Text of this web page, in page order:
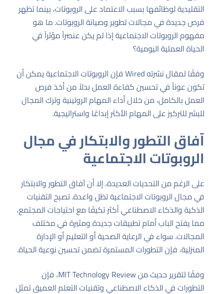
التقليدية لوظائفها بسبب الاعتماد على الروبوتات، بينما تظهر
فرص جديدة في مجالات تطوير وصيانة الروبوتات. ما هو
مفهوم الروبوتات الاجتماعية إذا لم يكن عنصراً مؤثراً في
الحياة العملية اليومية؟
وفقًا لمقال نشرتهWiredفإن الروبوتات الاجتماعية يمكن أن
تكون عوناً في تحسين كفاءة العمل بدلاً من أخذ فرص
العمل بالكامل، من خلال أداء المهام الروتينية وترك المجال
للبشر للتركيز على المهام الأكثر إبداعًا واستراتيجية.
آفاق التطور والابتكار في مجال
الروبوتات الاجتماعية
على الرغم من التحديات العديدة، إلا أن آفاق التطور والابتكار
في مجال الروبوتات الاجتماعية تظل واعدة. تصبح التقنيات
الذكية والذكاء الاصطناعي أكثر تكيفًا مع احتياجات المجتمع،
مما يفتح الباب أمام تطبيقات جديدة ومثيرة في مختلف
المجالات. سواء في الرعاية الصحية أو التعليم أو الإدارة
المنزلية، فإن التطورات المستمرة تضمن تحسين نوعية الحياة.
وفقًا لتقرير حديث منMIT Technology Review، فإن
التطورات في الذكاء الاصطناعي وتقنيات التعلم العميق تمثل